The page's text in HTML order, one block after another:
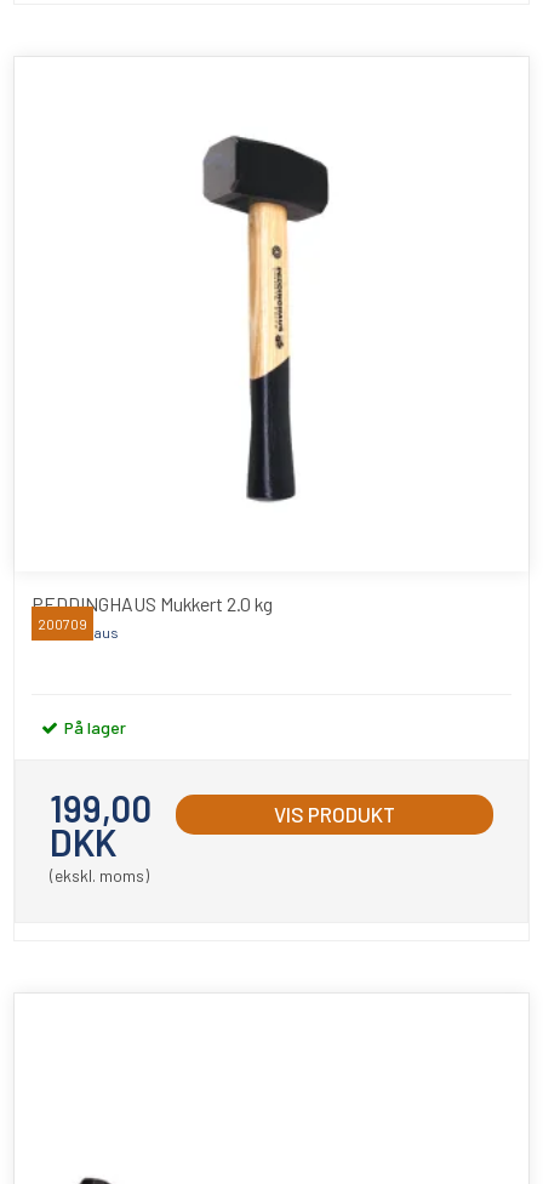
PEDDINGHAUS Mukkert 2.0 kg
Peddinghaus
200709
På lager
199,00
DKK
(ekskl. moms)
VIS PRODUKT